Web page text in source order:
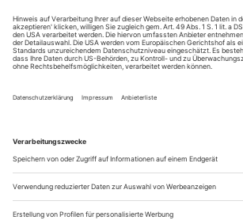
Keine leichte Kost
Nadia Boulangers Musiktheater «La ville
Seit nunmehr fast sieben (guten)
die Greek National Oper (GNO) mitsamt
einer kleinen Bühne befindet. Wie
erstreckt sich das Kunst- und
400 Meter langen...